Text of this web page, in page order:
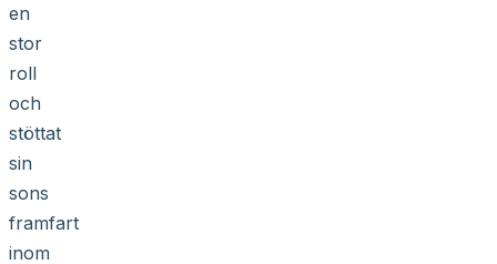
en
stor
roll
och
stöttat
sin
sons
framfart
inom